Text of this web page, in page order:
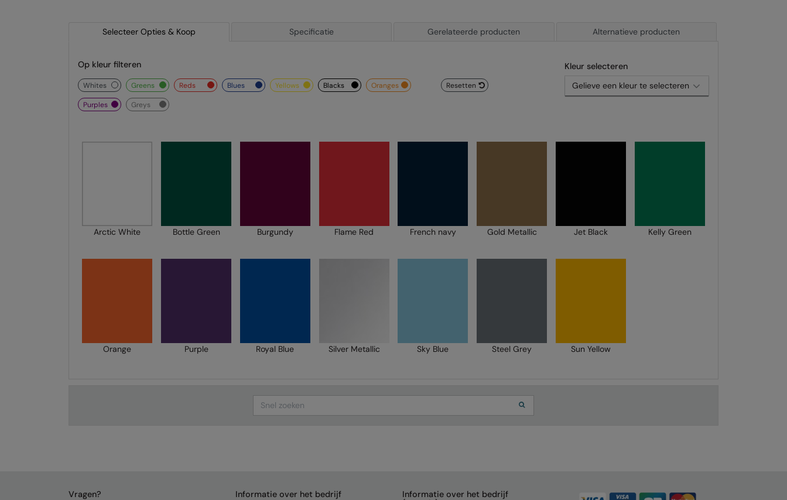
Selecteer Opties & Koop Specificatie Gerelateerde producten Alternatieve producten
Kleur selecteren
Op kleur filteren
Resetten
whites greens reds blues yellows blacks oranges
purples greys
Arctic White Bottle Green Burgundy Flame Red French navy Gold Metallic Jet Black Kelly Green
Orange Purple Royal Blue Silver Metallic Sky Blue Steel Grey Sun Yellow
Search
Vragen? Informatie over het bedrijf
Informatie over het bedrijf